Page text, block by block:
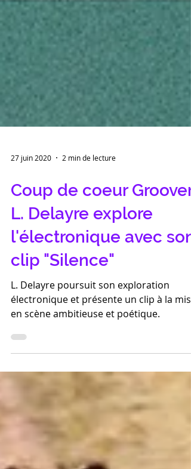
27 juin 2020 2 min de lecture
Coup de coeur Groover :
L. Delayre explore
l'électronique avec son
clip "Silence"
L. Delayre poursuit son exploration
électronique et présente un clip à la mise